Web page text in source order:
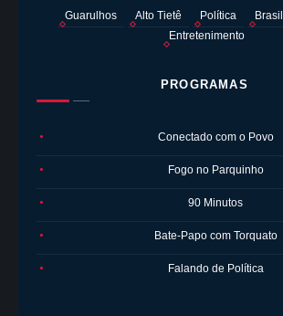
Guarulhos Alto Tietê Política Brasil
Entretenimento
PROGRAMAS
● Conectado com o Povo
● Fogo no Parquinho
● 90 Minutos
● Bate-Papo com Torquato
● Falando de Política